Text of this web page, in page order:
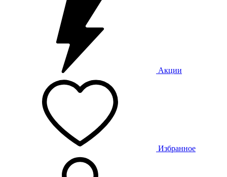
Акции
Избранное